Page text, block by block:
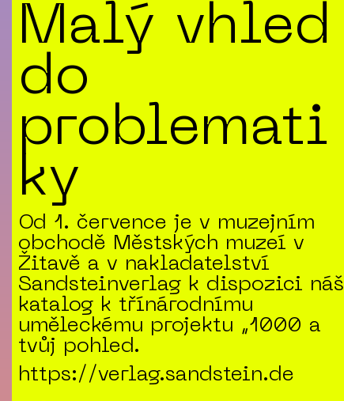
Malý vhled
do
problemati
ky
Od 1. července je v muzejním
obchodě Městských muzeí v
Žitavě a v nakladatelství
Sandsteinverlag k dispozici náš
katalog k třínárodnímu
uměleckému projektu „1000 a
tvůj pohled.
https://verlag.sandstein.de